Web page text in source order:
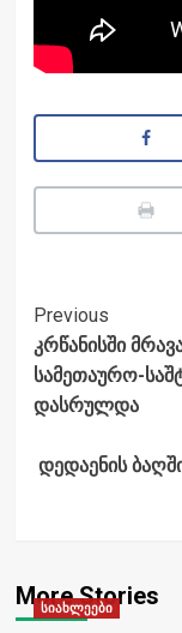
Post
Previous
კრწანისში
სამეთაურო-
დასრულდა
დედაენის
More Stories
სიახლეები